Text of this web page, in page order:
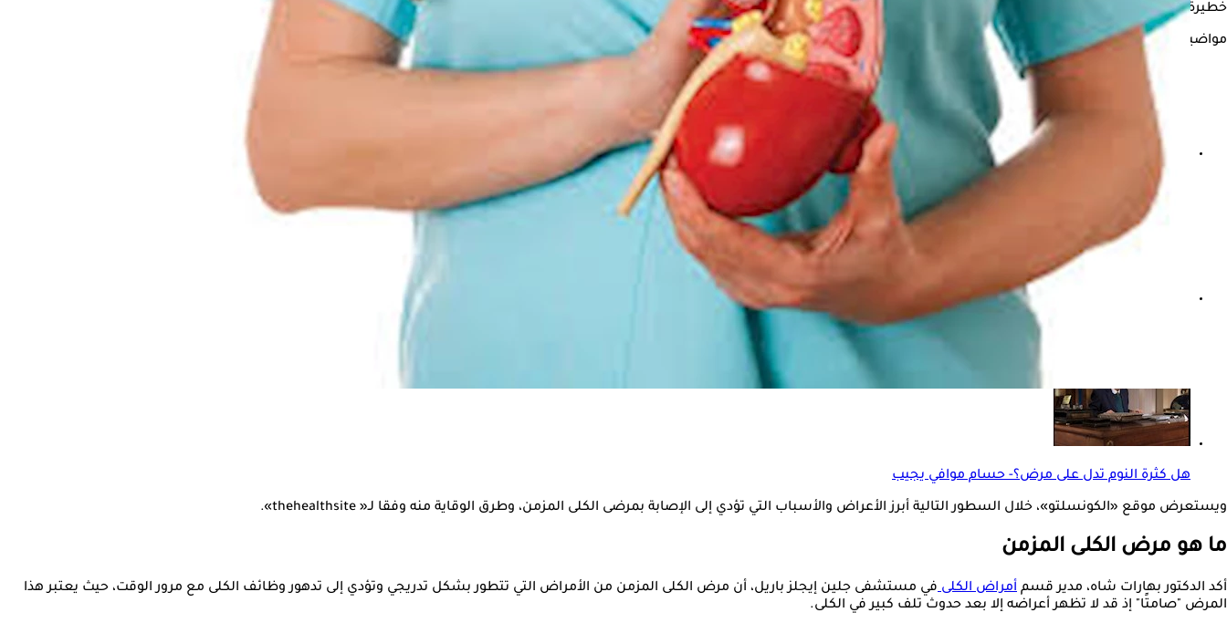
خطيرة إذا لم يتم التعامل معها بشكل مبكر.
مواضيع ذات صلة
الشد العضلي وأمراض الكلى.. طبيب يوضح العلاقة بينهما؟
هل كثرة النوم تدل على مرض؟- حسام موافي يجيب
ويستعرض موقع «الكونسلتو»، خلال السطور التالية أبرز الأعراض والأسباب التي تؤدي إلى الإصابة بمرضى الكلى المزمن، وطرق الوقاية منه وفقا لـ« thehealthsite».
ما هو مرض الكلى المزمن
أكد الدكتور بهارات شاه، مدير قسم أمراض الكلىفي مستشفى جلين إيجلز باريل، أن مرض الكلى المزمن من الأمراض التي تتطور بشكل تدريجي وتؤدي إلى تدهور وظائف الكلى مع مرور الوقت، حيث يعتبر هذا
المرض "صامتًا" إذ قد لا تظهر أعراضه إلا بعد حدوث تلف كبير في الكلى.